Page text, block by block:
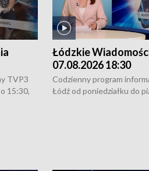
TVP3
15:30,
Łódzkie
07.08.2026 18:30
Codzienny program
Łódź od poniedziałku do